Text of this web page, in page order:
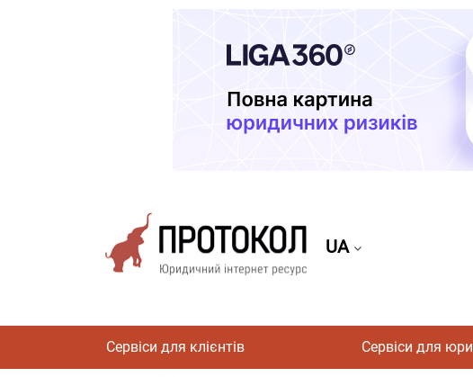
UA
Сервіси для клієнтів Сервіси для